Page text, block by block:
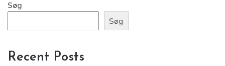
Søg
Søg
Recent Posts